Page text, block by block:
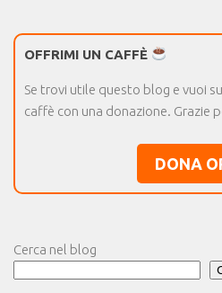
OFFRIMI UN CAFFÈ
Se trovi utile questo blog e vuoi
caffè con una donazione. Grazie
DONA
Cerca nel blog